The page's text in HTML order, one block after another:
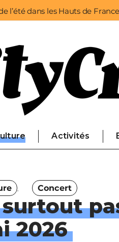
l’été dans les Hauts de France
Activités
Concert
2026